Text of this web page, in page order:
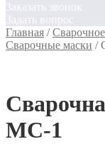
Заказать звонок
Задать вопрос
Главная /
Сварочные маски /
МС-1